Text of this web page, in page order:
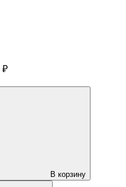
₽
В корзину